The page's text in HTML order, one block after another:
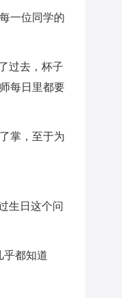
一位同学的
过去，杯子
每日里都要
掌，至于为
生日这个问
乎都知道